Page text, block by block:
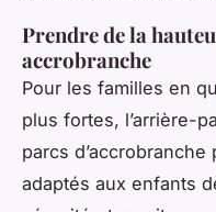
Prendre de la
accrobranche
Pour les familles en
plus fortes, l’arrière-
parcs
adaptés aux enfants